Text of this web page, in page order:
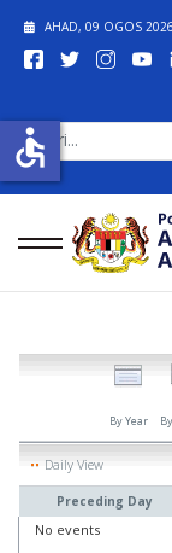
AHAD, 09 OGOS 2026
CARI...
By Year
Daily View
Preceding Day
No events
accessible